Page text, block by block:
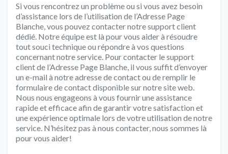
Si vous rencontrez un problème ou si vous avez besoin
d’assistance lors de l’utilisation de l’Adresse Page
Blanche, vous pouvez contacter notre support client
dédié. Notre équipe est là pour vous aider à résoudre
tout souci technique ou répondre à vos questions
concernant notre service. Pour contacter le support
client de l’Adresse Page Blanche, il vous suffit d’envoyer
un e-mail à notre adresse de contact ou de remplir le
formulaire de contact disponible sur notre site web.
Nous nous engageons à vous fournir une assistance
rapide et efficace afin de garantir votre satisfaction et
une expérience optimale lors de votre utilisation de notre
service. N’hésitez pas à nous contacter, nous sommes là
pour vous aider!